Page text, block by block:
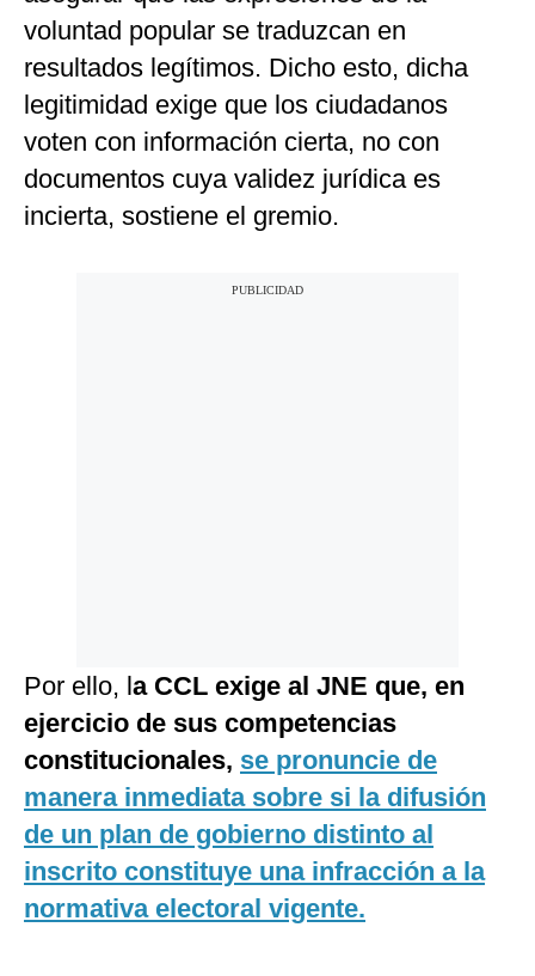
voluntad popular se traduzcan en
resultados legítimos. Dicho esto, dicha
legitimidad exige que los ciudadanos
voten con información cierta, no con
documentos cuya validez jurídica es
incierta, sostiene el gremio.
Por ello, la CCL exige al JNE que, en
ejercicio de sus competencias
constitucionales, se pronuncie de
manera inmediata sobre si la difusión
de un plan de gobierno distinto al
inscrito constituye una infracción a la
normativa electoral vigente.